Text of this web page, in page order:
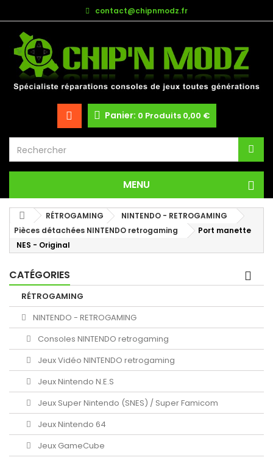
contact@chipnmodz.fr
Panier: 0 Produits 0,00 €
MENU
RÉTROGAMING
NINTENDO - RETROGAMING
Pièces détachées NINTENDO retrogaming
Port manette
NES - Original
CATÉGORIES
RÉTROGAMING
NINTENDO - RETROGAMING
Consoles NINTENDO retrogaming
Jeux Vidéo NINTENDO retrogaming
Jeux Nintendo N.E.S
Jeux Super Nintendo (SNES) / Super Famicom
Jeux Nintendo 64
Jeux GameCube